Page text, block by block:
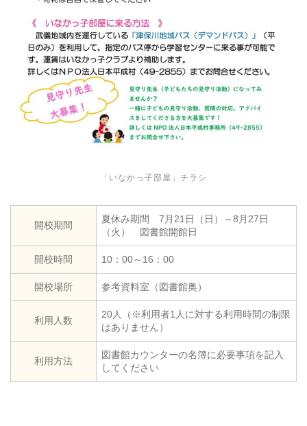
「いなかっ子部屋」チラシ
開校期間
夏休み期間 7月21日（日）～8月27日
（火） 図書館開館日
開校時間 10：00～16：00
開校場所 参考資料室（図書館奥）
利用人数
20人（※利用者1人に対する利用時間の制限
はありません）
利用方法
図書館カウンターの名簿に必要事項を記入
してください